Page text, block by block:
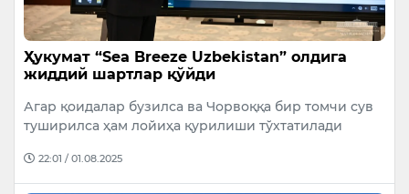
Ҳукумат “Sea Breeze Uzbekistan” олдига
жиддий шартлар қўйди
Агар қоидалар бузилса ва Чорвоққа бир томчи сув
туширилса ҳам лойиҳа қурилиши тўхтатилади
22:01 / 01.08.2025